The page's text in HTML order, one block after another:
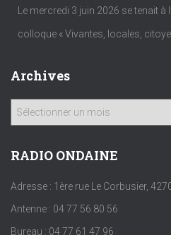
Le mercredi 3 juin 2026 se tenait
colloque « Vivantes, locales,
Archives
h
v
s
RADIO ONDAINE
Adresse : 1ère rue Le Corbusier,
Antenne : 04 77 56 80 56
Bureau : 04 77 61 47 96